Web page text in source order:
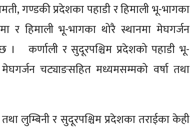
गण्डकी प्रदेशका पहाडी र हिमाली भू-भागका
र हिमाली भू-भागका थोरै स्थानमा मेघगर्जन
। कर्णाली र सुदूरपश्चिम प्रदेशको पहाडी भू-
चट्याङसहित मध्यमसम्मको वर्षा तथा
लुम्बिनी र सुदूरपश्चिम प्रदेशका तराईका केही